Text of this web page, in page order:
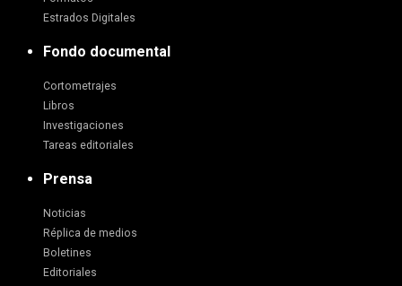
Estrados Digitales
Fondo documental
Cortometrajes
Libros
Investigaciones
Tareas editoriales
Prensa
Noticias
Réplica de medios
Boletines
Editoriales